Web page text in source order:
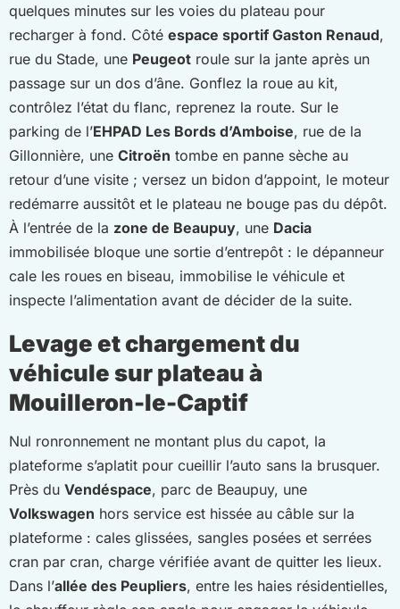
quelques minutes sur les voies du plateau pour
recharger à fond. Côté espace sportif Gaston Renaud,
rue du Stade, une Peugeot roule sur la jante après un
passage sur un dos d’âne. Gonflez la roue au kit,
contrôlez l’état du flanc, reprenez la route. Sur le
parking de l’EHPAD Les Bords d’Amboise, rue de la
Gillonnière, une Citroën tombe en panne sèche au
retour d’une visite ; versez un bidon d’appoint, le moteur
redémarre aussitôt et le plateau ne bouge pas du dépôt.
À l’entrée de la zone de Beaupuy, une Dacia
immobilisée bloque une sortie d’entrepôt : le dépanneur
cale les roues en biseau, immobilise le véhicule et
inspecte l’alimentation avant de décider de la suite.
Levage et chargement du
véhicule sur plateau à
Mouilleron-le-Captif
Nul ronronnement ne montant plus du capot, la
plateforme s’aplatit pour cueillir l’auto sans la brusquer.
Près du Vendéspace, parc de Beaupuy, une
Volkswagen hors service est hissée au câble sur la
plateforme : cales glissées, sangles posées et serrées
cran par cran, charge vérifiée avant de quitter les lieux.
Dans l’allée des Peupliers, entre les haies résidentielles,